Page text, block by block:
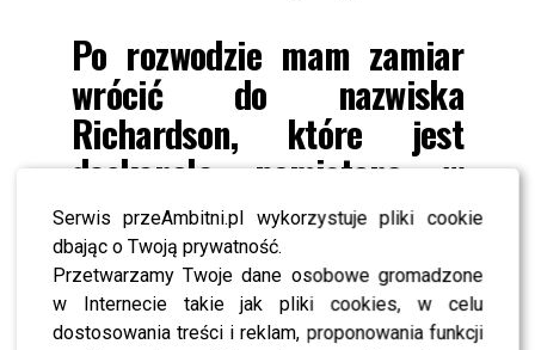
Serwis przeAmbitni.pl wykorzystuje pliki cookie
dbając o Twoją prywatność.
Przetwarzamy Twoje dane osobowe gromadzone
w Internecie takie jak pliki cookies, w celu
dostosowania treści i reklam, proponowania funkcji
Po rozwodzie mam zamiar
wrócić do nazwiska
Richardson, które jest
doskonale pamiętane w
kontekście mojego
największego zawodowego
sukcesu, czyli programu
“Europa da się lubić”. Nie